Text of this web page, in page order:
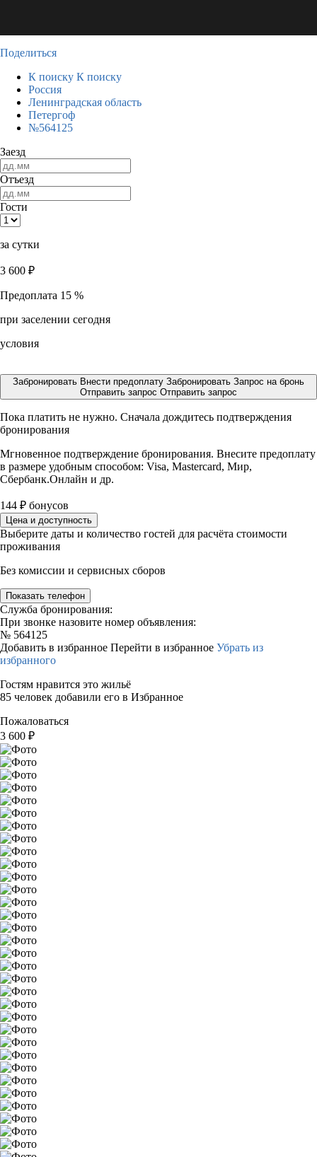
Поделиться
К поиску К поиску
Россия
Ленинградская область
Петергоф
№564125
Заезд
Отъезд
Гости
за сутки
3 600 ₽
Предоплата 15 %
при заселении сегодня
условия
Забронировать Внести предоплату Забронировать Запрос на бронь
Отправить запрос Отправить запрос
Пока платить не нужно. Сначала дождитесь подтверждения
бронирования
Мгновенное подтверждение бронирования. Внесите предоплату
в размере удобным способом: Visa, Mastercard, Мир,
Сбербанк.Онлайн и др.
144 ₽ бонусов
Цена и доступность
Выберите даты и количество гостей для расчёта стоимости
проживания
Без комиссии и сервисных сборов
Показать телефон
Служба бронирования:
При звонке назовите номер объявления:
№ 564125
Добавить в избранное Перейти в избранное Убрать из
избранного
Гостям нравится это жильё
85 человек добавили его в Избранное
Пожаловаться
3 600 ₽